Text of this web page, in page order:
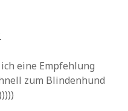
ich eine Empfehlung
zum Blindenhund